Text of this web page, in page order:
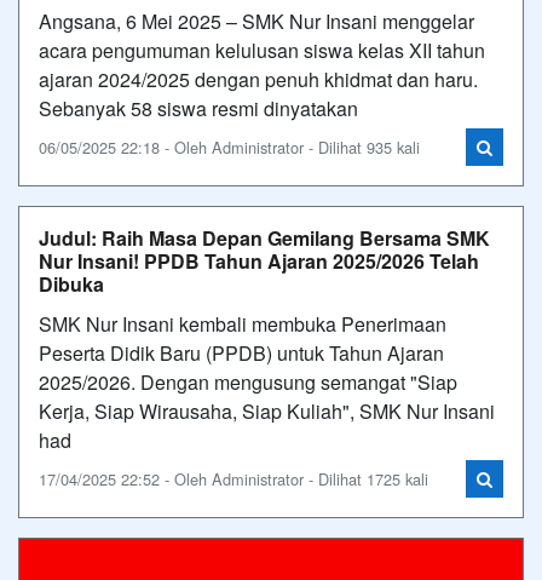
Angsana, 6 Mei 2025 – SMK Nur Insani menggelar
acara pengumuman kelulusan siswa kelas XII tahun
ajaran 2024/2025 dengan penuh khidmat dan haru.
Sebanyak 58 siswa resmi dinyatakan
06/05/2025 22:18 - Oleh Administrator - Dilihat 935 kali
Judul: Raih Masa Depan Gemilang Bersama SMK
Nur Insani! PPDB Tahun Ajaran 2025/2026 Telah
Dibuka
SMK Nur Insani kembali membuka Penerimaan
Peserta Didik Baru (PPDB) untuk Tahun Ajaran
2025/2026. Dengan mengusung semangat "Siap
Kerja, Siap Wirausaha, Siap Kuliah", SMK Nur Insani
had
17/04/2025 22:52 - Oleh Administrator - Dilihat 1725 kali